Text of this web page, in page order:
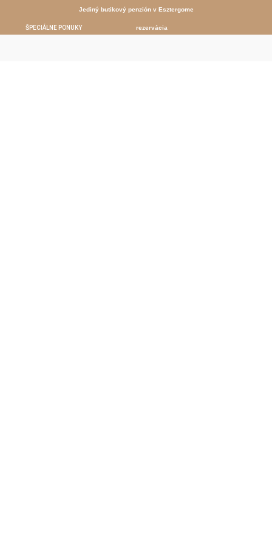
Jediný butikový penzión v Esztergome
ŠPECIÁLNE PONUKY rezervácia